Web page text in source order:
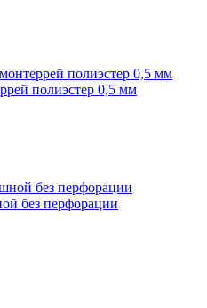
полиэстер 0,5 мм
без перфорации